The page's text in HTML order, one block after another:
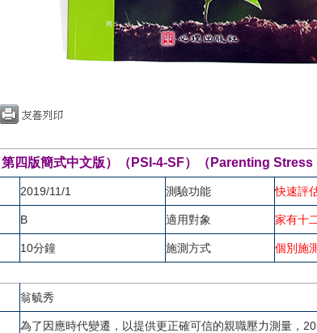
四版簡式中文版）（PSI-4-SF）（Parenting
2019/11/1 測驗功能 快速評
B 適用對象 家有十
10分鐘 施測方式 個別施
翁毓秀
為了因應時代變遷，以提供更正確可信的親職壓力測量，